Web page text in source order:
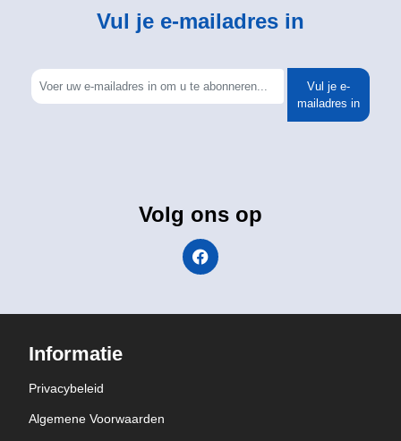
Vul je e-mailadres in
Vul je e-
mailadres in
Volg ons op
Informatie
Privacybeleid
Algemene Voorwaarden